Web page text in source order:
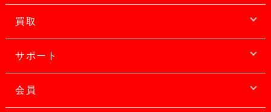
買取
サポート
会員